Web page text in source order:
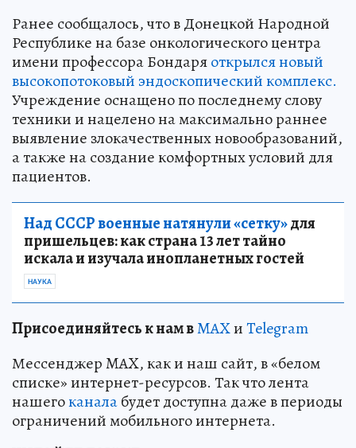
Ранее сообщалось, что в Донецкой Народной
Республике на базе онкологического центра
имени профессора Бондаряоткрылся новый
высокопотоковый эндоскопический комплекс.
Учреждение оснащено по последнему слову
техники и нацелено на максимально раннее
выявление злокачественных новообразований,
а также на создание комфортных условий для
пациентов.
Над СССР военные натянули «сетку»для
пришельцев: как страна 13 лет тайно
искала и изучала инопланетных гостей
НАУКА
Присоединяйтесь к нам вMAXиTelegram
Мессенджер MAX, как и наш сайт, в «белом
списке» интернет-ресурсов. Так что лента
нашегоканалабудет доступна даже в периоды
ограничений мобильного интернета.